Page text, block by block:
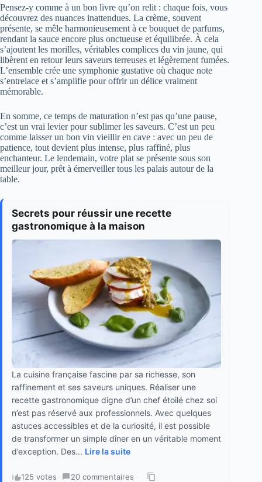
Pensez-y comme à un bon livre qu’on relit : chaque fois, vous
découvrez des nuances inattendues. La crème, souvent
présente, se mêle harmonieusement à ce bouquet de parfums,
rendant la sauce encore plus onctueuse et équilibrée. À cela
s’ajoutent les morilles, véritables complices du vin jaune, qui
libèrent en retour leurs saveurs terreuses et légèrement fumées.
L’ensemble crée une symphonie gustative où chaque note
s’entrelace et s’amplifie pour offrir un délice vraiment
mémorable.
En somme, ce temps de maturation n’est pas qu’une pause,
c’est un vrai levier pour sublimer les saveurs. C’est un peu
comme laisser un bon vin vieillir en cave : avec un peu de
patience, tout devient plus intense, plus raffiné, plus
enchanteur. Le lendemain, votre plat se présente sous son
meilleur jour, prêt à émerveiller tous les palais autour de la
table.
Secrets pour réussir une recette
gastronomique à la maison
La cuisine française fascine par sa richesse, son
raffinement et ses saveurs uniques. Réaliser une
recette gastronomique digne d’un chef étoilé chez soi
n’est pas réservé aux professionnels. Avec quelques
astuces accessibles et de la curiosité, il est possible
de transformer un simple dîner en un véritable moment
d’exception. Des... Lire la suite
125 votes · 20 commentaires ·